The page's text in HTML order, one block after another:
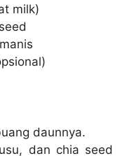
milk)
daunnya.
dan chia seed